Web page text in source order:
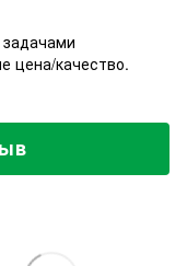
цена/качество.